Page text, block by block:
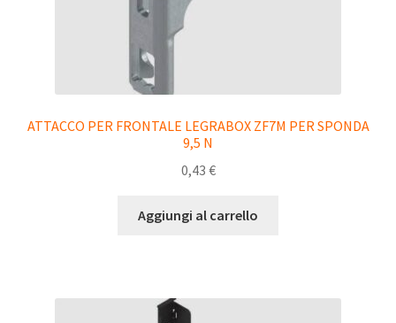
ATTACCO PER FRONTALE LEGRABOX ZF7M PER SPONDA
9,5 N
0,43 €
Aggiungi al carrello